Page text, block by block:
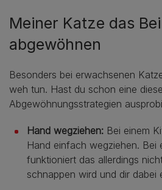
Meiner Katze das
abgewöhnen
Besonders bei erwachsenen
weh tun. Hast du schon eine
Abgewöhnungsstrategien
Hand wegziehen: Bei einem
Hand einfach wegziehen. Bei
funktioniert das allerdings
schnappen wird und dir dabei